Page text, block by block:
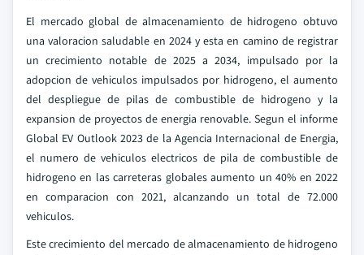
El mercado global de almacenamiento de hidrogeno obtuvo
una valoracion saludable en 2024 y esta en camino de registrar
un crecimiento notable de 2025 a 2034, impulsado por la
adopcion de vehiculos impulsados por hidrogeno, el aumento
del despliegue de pilas de combustible de hidrogeno y la
expansion de proyectos de energia renovable. Segun el informe
Global EV Outlook 2023 de la Agencia Internacional de Energia,
el numero de vehiculos electricos de pila de combustible de
hidrogeno en las carreteras globales aumento un 40% en 2022
en comparacion con 2021, alcanzando un total de 72.000
vehiculos.
Este crecimiento del mercado de almacenamiento de hidrogeno